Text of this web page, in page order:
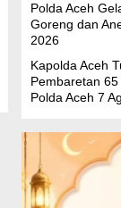
Polda Aceh
Goreng dan
2026
Kapolda Aceh
Pembaretan
Polda Aceh 7